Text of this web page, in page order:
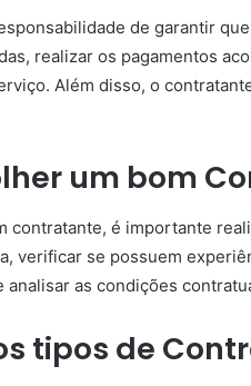
de garantir
realizar os pagamentos
Além disso, o
um bom
contratante, é importante
verificar se possuem
as condições
tipos de